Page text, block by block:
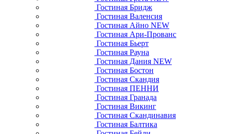
Гостиная Бридж
Гостиная Валенсия
Гостиная Айно NEW
Гостиная Ари-Прованс
Гостиная Бьерт
Гостиная Рауна
Гостиная Дания NEW
Гостиная Бостон
Гостиная Скандия
Гостиная ПЕННИ
Гостиная Гранада
Гостиная Викинг
Гостиная Скандинавия
Гостиная Балтика